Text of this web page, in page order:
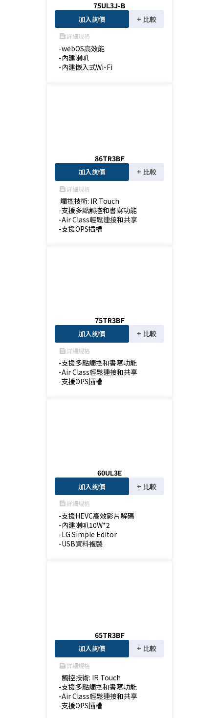
75UL3J-B
加入詢價
+ 比較
feed詳細規格
-webOS高效能
-內建喇叭
-內建嵌入式Wi-Fi
86TR3BF
加入詢價
+ 比較
feed詳細規格
觸控技術: IR Touch
-支援多點觸控和書寫功能
-Air Class輕鬆連接和共享
-支援OPS插槽
75TR3BF
加入詢價
+ 比較
feed詳細規格
-支援多點觸控和書寫功能
-Air Class輕鬆連接和共享
-支援OPS插槽
60UL3E
加入詢價
+ 比較
feed詳細規格
-支援HEVC高效影片解碼
-內建喇叭10W*2
-LG Simple Editor
-USB資料複製
65TR3BF
加入詢價
+ 比較
feed詳細規格
  觸控技術: IR Touch
-支援多點觸控和書寫功能
-Air Class輕鬆連接和共享
-支援OPS插槽